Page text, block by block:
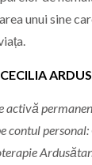
unui sine
contul